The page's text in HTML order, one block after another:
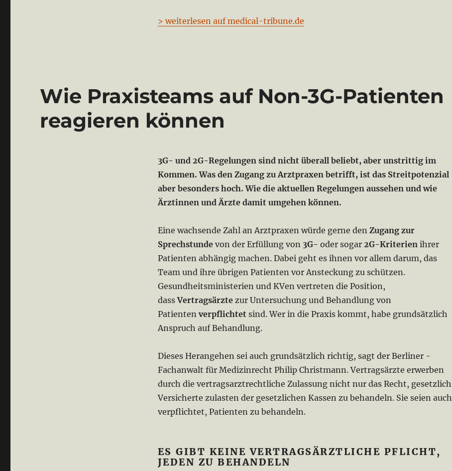
> weiterlesen auf medical-tribune.de
Wie Praxisteams auf Non-3G-Patienten
reagieren können
3G- und 2G-Regelungen sind nicht überall beliebt, aber unstrittig im
Kommen. Was den Zugang zu Arztpraxen betrifft, ist das Streitpotenzial
aber besonders hoch. Wie die aktuellen Regelungen aussehen und wie
Ärztinnen und Ärzte damit umgehen können.
Eine wachsende Zahl an Arztpraxen würde gerne den Zugang zur
Sprechstundevon der Erfüllung von 3G- oder sogar 2G-Kriterienihrer
Patienten abhängig machen. Dabei geht es ihnen vor allem darum, das
Team und ihre übrigen Patienten vor Ansteckung zu schützen.
Gesundheitsministerien und KVen vertreten die Position,
dassVertragsärzte zur Untersuchung und Behandlung von
Patienten verpflichtet sind. Wer in die Praxis kommt, habe grundsätzlich
Anspruch auf Behandlung.
Dieses Herangehen sei auch grundsätzlich richtig, sagt der Berliner ­
Fachanwalt für Medizinrecht Philip ­Christmann. Vertragsärzte erwerben
durch die vertragsarztrechtliche Zulassung nicht nur das Recht, gesetzlich
Versicherte zulasten der gesetzlichen Kassen zu behandeln. Sie seien auch
verpflichtet, Patienten zu behandeln.
ES GIBT KEINE VERTRAGSÄRZTLICHE PFLICHT,
JEDEN ZU BEHANDELN